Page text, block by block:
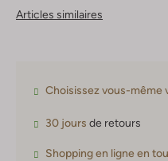
Articles similaires
Choisissez vous-même
30 jours de retours
Shopping en ligne en